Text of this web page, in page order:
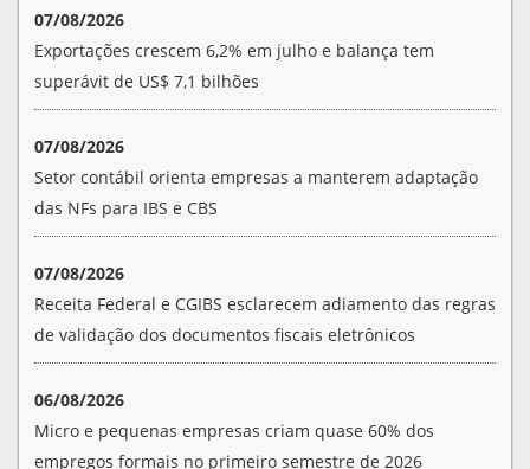
07/08/2026
Exportações crescem 6,2% em julho e balança tem
superávit de US$ 7,1 bilhões
07/08/2026
Setor contábil orienta empresas a manterem adaptação
das NFs para IBS e CBS
07/08/2026
Receita Federal e CGIBS esclarecem adiamento das regras
de validação dos documentos fiscais eletrônicos
06/08/2026
Micro e pequenas empresas criam quase 60% dos
empregos formais no primeiro semestre de 2026